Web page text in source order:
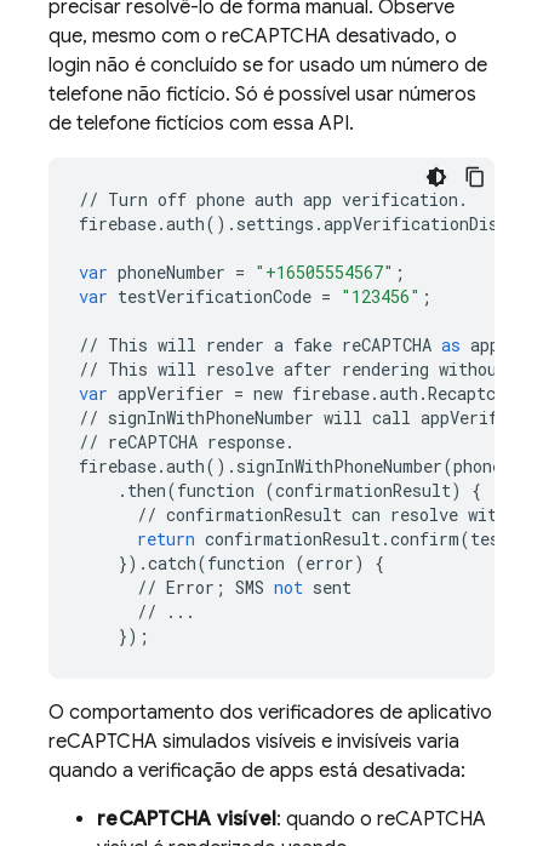
precisar resolvê-lo de forma manual. Observe
que, mesmo com o reCAPTCHA desativado, o
login não é concluído se for usado um número de
telefone não fictício. Só é possível usar números
de telefone fictícios com essa API.
// Turn off phone auth app verification .
firebase.auth() . settings .
var phoneNumber = "+16505554567" ;
var testVerificationCode = "123456" ;
// This will render a fake reCAPTCHA as
// This will resolve after rendering without
var appVerifier = new firebase.auth .
// signInWithPhoneNumber will call appVerifier
// reCAPTCHA response.
firebase.auth() . signInWithPhoneNumber(
. then(function (confirmationResult)
{
// confirmationResult can resolve with
return confirmationResult.confirm(
}) .catch(function (error)
{
// Error ; SMS not sent
//
...
});
O comportamento dos verificadores de aplicativo
reCAPTCHA simulados visíveis e invisíveis varia
quando a verificação de apps está desativada:
reCAPTCHA visível: quando o reCAPTCHA